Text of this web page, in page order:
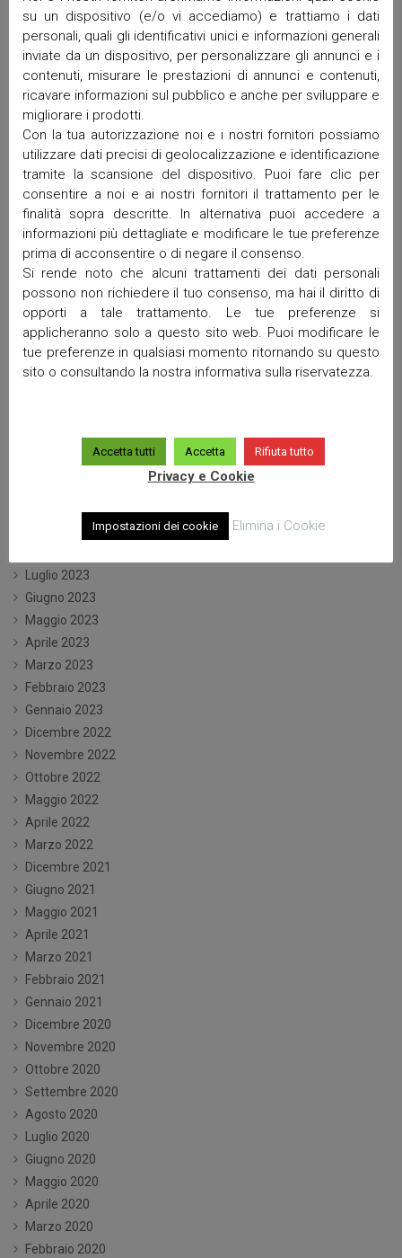
Aprile 2026
Marzo 2026
Febbraio 2026
Gennaio 2026
Dicembre 2025
Novembre 2025
Ottobre 2025
Settembre 2025
Maggio 2025
Aprile 2025
Marzo 2025
Febbraio 2025
Dicembre 2024
Ottobre 2024
Settembre 2024
Luglio 2024
Aprile 2024
Marzo 2024
Ottobre 2023
Luglio 2023
Giugno 2023
Maggio 2023
Aprile 2023
Marzo 2023
Febbraio 2023
Gennaio 2023
Dicembre 2022
Novembre 2022
Ottobre 2022
Maggio 2022
Aprile 2022
Marzo 2022
Dicembre 2021
Giugno 2021
Maggio 2021
Aprile 2021
Marzo 2021
Febbraio 2021
Gennaio 2021
Dicembre 2020
Novembre 2020
Ottobre 2020
Settembre 2020
Agosto 2020
Luglio 2020
Giugno 2020
Maggio 2020
Aprile 2020
Marzo 2020
Febbraio 2020
su un dispositivo (e/o vi accediamo) e trattiamo i dati
personali, quali gli identificativi unici e informazioni generali
inviate da un dispositivo, per personalizzare gli annunci e i
contenuti, misurare le prestazioni di annunci e contenuti,
ricavare informazioni sul pubblico e anche per sviluppare e
migliorare i prodotti.
Con la tua autorizzazione noi e i nostri fornitori possiamo
utilizzare dati precisi di geolocalizzazione e identificazione
tramite la scansione del dispositivo. Puoi fare clic per
consentire a noi e ai nostri fornitori il trattamento per le
finalità sopra descritte. In alternativa puoi accedere a
informazioni più dettagliate e modificare le tue preferenze
prima di acconsentire o di negare il consenso.
Si rende noto che alcuni trattamenti dei dati personali
possono non richiedere il tuo consenso, ma hai il diritto di
opporti a tale trattamento. Le tue preferenze si
applicheranno solo a questo sito web. Puoi modificare le
tue preferenze in qualsiasi momento ritornando su questo
sito o consultando la nostra informativa sulla riservatezza.
Accetta tutti Accetta Rifiuta tutto
Privacy e Cookie
Impostazioni dei cookie Elimina i Cookie